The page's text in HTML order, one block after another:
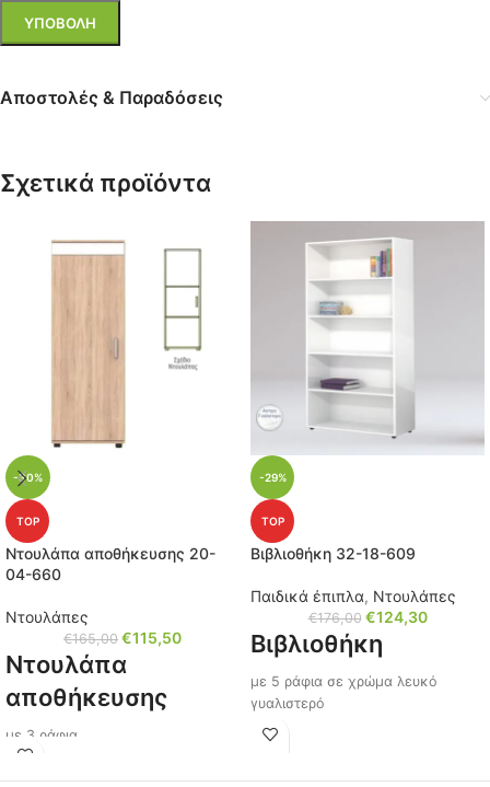
Αποστολές & Παραδόσεις
Σχετικά προϊόντα
-30%
TOP
Ντουλάπα αποθήκευσης 20-
04-660
Ντουλάπες
€165,00 €115,50
Ντουλάπα
αποθήκευσης
με 3 ράφια
-29%
TOP
Βιβλιοθήκη 32-18-609
Παιδικά έπιπλα, Ντουλάπες
€176,00 €124,30
Βιβλιοθήκη
με 5 ράφια σε χρώμα λευκό
γυαλιστερό
Διαστάσεις: Μ/Υ/Π 72x176x28cm.